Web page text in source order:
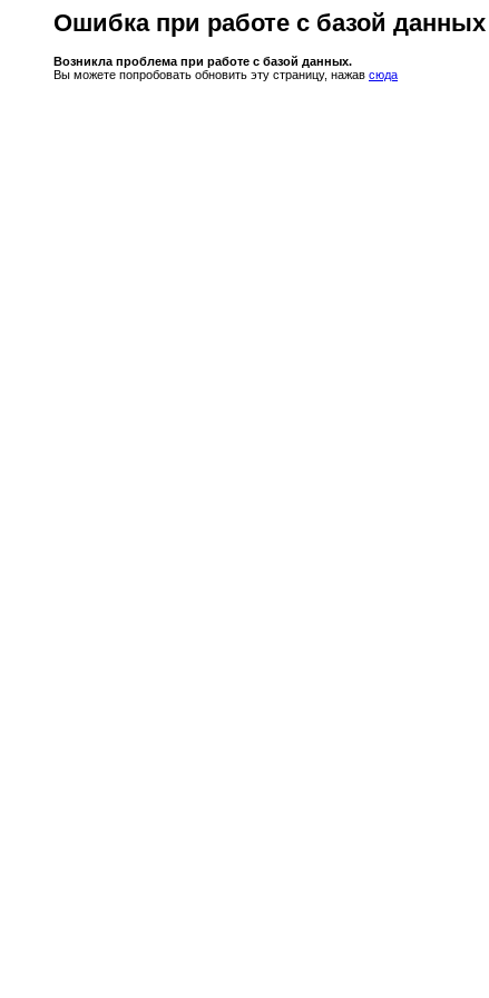
Ошибка при работе с базой данных
Возникла проблема при работе с базой данных.
Вы можете попробовать обновить эту страницу, нажав сюда